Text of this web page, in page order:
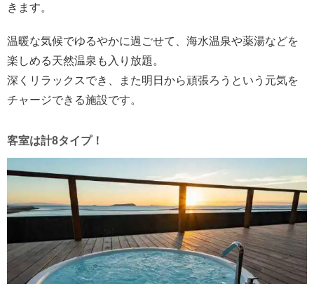
きます。
温暖な気候でゆるやかに過ごせて、海水温泉や薬湯などを
楽しめる天然温泉も入り放題。
深くリラックスでき、また明日から頑張ろうという元気を
チャージできる施設です。
客室は計8タイプ！